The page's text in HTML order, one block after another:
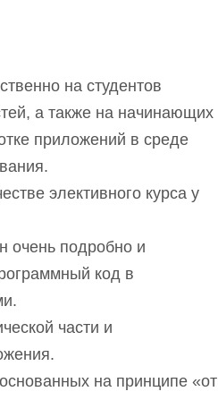
на студентов
а также на начинающих
приложений в среде
элективного курса у
очень подробно и
код в
части и
на принципе «от